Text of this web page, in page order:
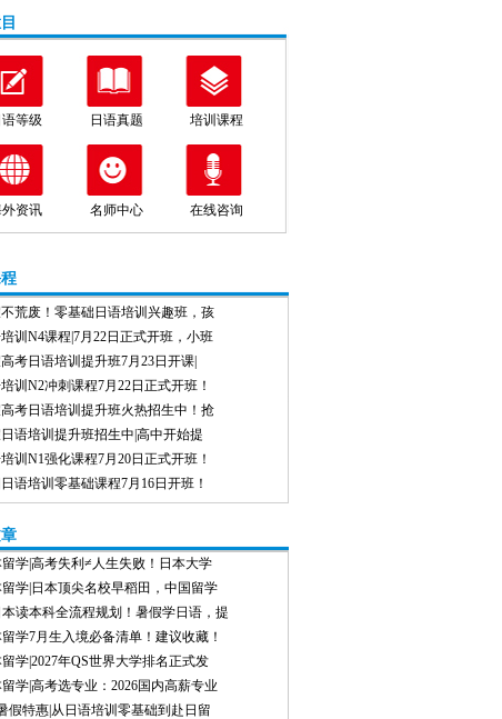
语等级 日语真题 培训课程
资讯 名师中心 在线咨询
荒废！零基础日语培训兴趣班，孩
培训N4课程|7月22日正式开班，小班
考日语培训提升班7月23日开课|
训N2冲刺课程7月22日正式开班！
考日语培训提升班火热招生中！抢
语培训提升班招生中|高中开始提
训N1强化课程7月20日正式开班！
语培训零基础课程7月16日开班！
留学|高考失利≠人生失败！日本大学
留学|日本顶尖名校早稻田，中国留学
本读本科全流程规划！暑假学日语，提
留学7月生入境必备清单！建议收藏！
留学|2027年QS世界大学排名正式发
留学|高考选专业：2026国内高薪专业
假特惠|从日语培训零基础到赴日留